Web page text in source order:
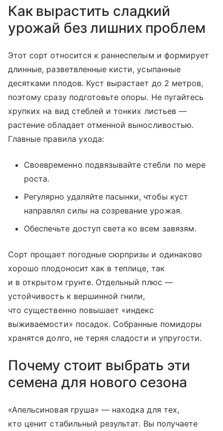
Как вырастить сладкий
урожай без лишних проблем
Этот сорт относится к раннеспелым и формирует
длинные, разветвленные кисти, усыпанные
десятками плодов. Куст вырастает до 2 метров,
поэтому сразу подготовьте опоры. Не пугайтесь
хрупких на вид стеблей и тонких листьев —
растение обладает отменной выносливостью.
Главные правила ухода:
Своевременно подвязывайте стебли по мере
роста.
Регулярно удаляйте пасынки, чтобы куст
направлял силы на созревание урожая.
Обеспечьте доступ света ко всем завязям.
Сорт прощает погодные сюрпризы и одинаково
хорошо плодоносит как в теплице, так
и в открытом грунте. Отдельный плюс —
устойчивость к вершинной гнили,
что существенно повышает «индекс
выживаемости» посадок. Собранные помидоры
хранятся долго, не теряя сладости и упругости.
Почему стоит выбрать эти
семена для нового сезона
«Апельсиновая груша» — находка для тех,
кто ценит стабильный результат. Вы получаете